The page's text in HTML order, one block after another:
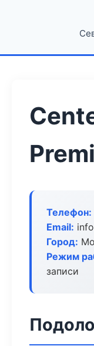
Телефон:
Email:
Город:
Режим
записи